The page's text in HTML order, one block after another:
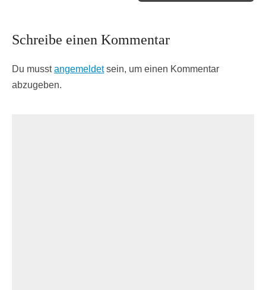
Schreibe einen Kommentar
Du musstangemeldetsein, um einen Kommentar
abzugeben.